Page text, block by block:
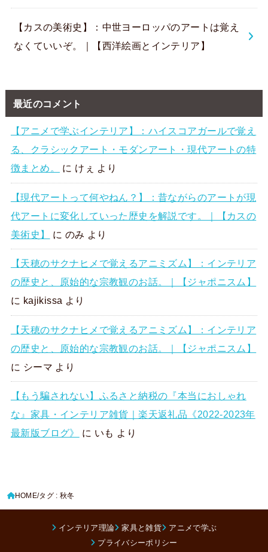
【カスの美術史】：中世ヨーロッパのアートは覚え
なくていいぞ。｜【西洋絵画とインテリア】
最近のコメント
【アニメで学ぶインテリア】：ハイスコアガールで覚え
る、クラシックアート・モダンアート・現代アートの特
徴まとめ。
に けぇ より
【現代アートって何やねん？】：昔ながらのアートが現
代アートに変化していった歴史を解説です。｜【カスの
美術史】
に のみ より
【天穂のサクナヒメで覚えるアニミズム】：インテリア
の歴史と、原始的な宗教観のお話。｜【ジャポニスム】
に kajikissa より
【天穂のサクナヒメで覚えるアニミズム】：インテリア
の歴史と、原始的な宗教観のお話。｜【ジャポニスム】
に シーマ より
【もう騙されない】ふるさと納税の『本当におしゃれ
な』家具・インテリア雑貨｜楽天返礼品《2022-2023年
最新版ブログ》
に いも より
HOME タグ : 秋冬
インテリア理論 家具と雑貨
アニメで学ぶ
プライバシーポリシー